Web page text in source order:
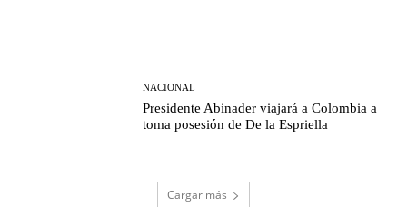
NACIONAL
Presidente Abinader viajará a Colombia a
toma posesión de De la Espriella
Cargar más